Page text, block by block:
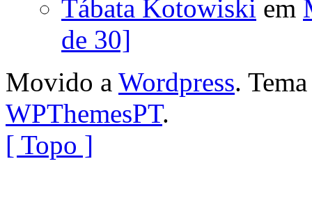
Tábata Kotowiski em
de 30]
Movido a Wordpress.
WPThemesPT.
[ Topo ]